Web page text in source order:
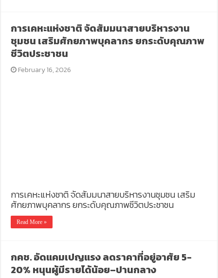
การเคหะแห่งชาติ จัดสัมมนาสายบริหารงาน
ชุมชน เสริมศักยภาพบุคลากร ยกระดับคุณภาพ
ชีวิตประชาชน
February 16, 2026
การเคหะแห่งชาติ จัดสัมมนาสายบริหารงานชุมชน เสริม
ศักยภาพบุคลากร ยกระดับคุณภาพชีวิตประชาชน
Read More »
กคช. อัดแคมเปญแรง ลดราคาที่อยู่อาศัย 5-
20% หนุนผู้มีรายได้น้อย–ปานกลาง